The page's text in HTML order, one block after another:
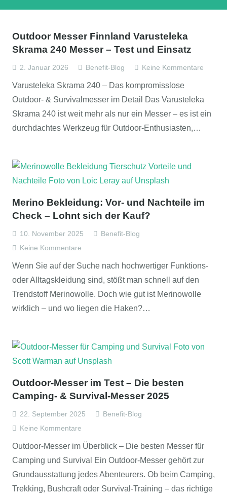
Outdoor Messer Finnland Varusteleka
Skrama 240 Messer – Test und Einsatz
2. Januar 2026 Benefit-Blog Keine Kommentare
Varusteleka Skrama 240 – Das kompromisslose
Outdoor- & Survivalmesser im Detail Das Varusteleka
Skrama 240 ist weit mehr als nur ein Messer – es ist ein
durchdachtes Werkzeug für Outdoor-Enthusiasten,…
Merino Bekleidung: Vor- und Nachteile im
Check – Lohnt sich der Kauf?
10. November 2025
Benefit-Blog
Keine Kommentare
Wenn Sie auf der Suche nach hochwertiger Funktions-
oder Alltagskleidung sind, stößt man schnell auf den
Trendstoff Merinowolle. Doch wie gut ist Merinowolle
wirklich – und wo liegen die Haken?…
Outdoor-Messer im Test – Die besten
Camping- & Survival-Messer 2025
22. September 2025
Benefit-Blog
Keine Kommentare
Outdoor-Messer im Überblick – Die besten Messer für
Camping und Survival Ein Outdoor-Messer gehört zur
Grundausstattung jedes Abenteurers. Ob beim Camping,
Trekking, Bushcraft oder Survival-Training – das richtige